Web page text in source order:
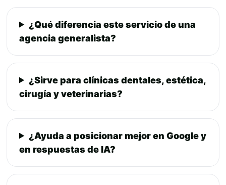
¿Qué diferencia este servicio de una
agencia generalista?
¿Sirve para clínicas dentales, estética,
cirugía y veterinarias?
¿Ayuda a posicionar mejor en Google y
en respuestas de IA?